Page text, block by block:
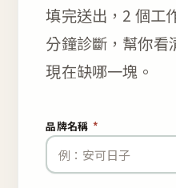
填完送出，2 個工
分鐘診斷，幫你看
現在缺哪一塊。
品牌名稱 *